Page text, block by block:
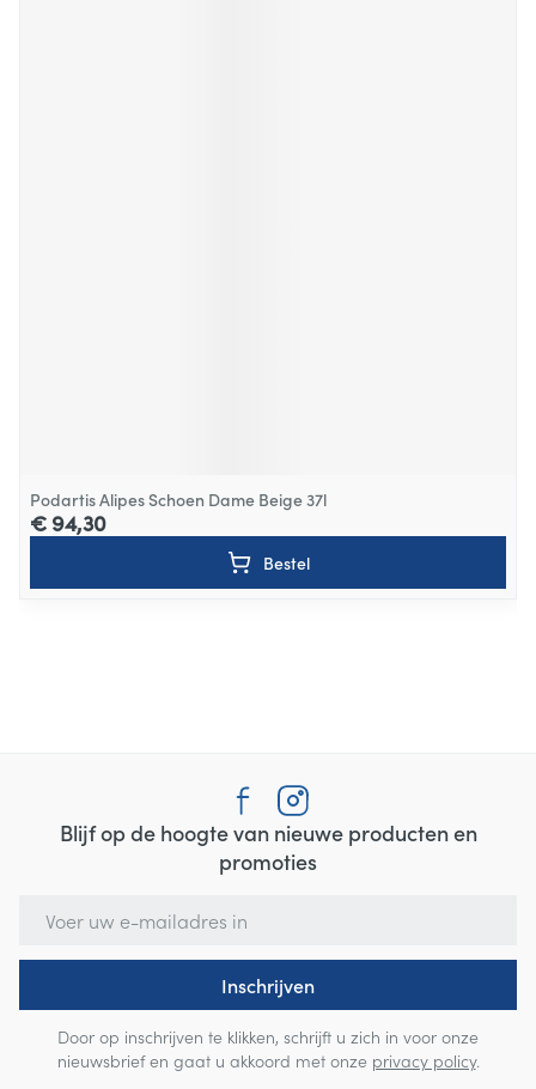
Podartis Alipes Schoen Dame Beige 37l
€ 94,30
Bestel
Blijf op de hoogte van nieuwe producten en
promoties
Inschrijven
Door op inschrijven te klikken, schrijft u zich in voor onze
nieuwsbrief en gaat u akkoord met onze privacy policy.